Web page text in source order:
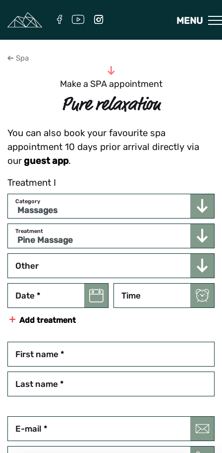
MENU
Spa
To the content
Make a SPA appointment
Pure relaxation
You can also book your favourite spa
appointment 10 days prior arrival directly via
ourguest app.
Treatment I
Category
Treatment
Other
Date * Time
Add treatment
First name *
Last name *
E-mail *